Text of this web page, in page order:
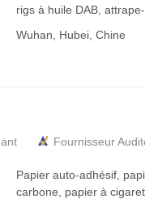
rigs à huile DAB,
Wuhan, Hubei, Chine
Fournisseur
Papier auto-adhésif,
carbone, papier à